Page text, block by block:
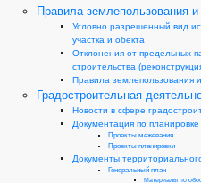
Правила землепользования и
Условно разрешенный вид
участка и обекта
Отклонения от предельных
строительства
Правила землепользования
Градостроительная
Новости в сфере
Документация по
Проекты межевания
Проекты планировки
Документы
Генеральный план
Материалы по